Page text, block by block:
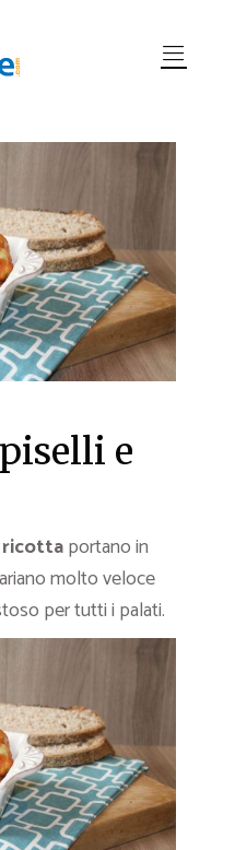
e
portano in
molto veloce
per tutti i palati.